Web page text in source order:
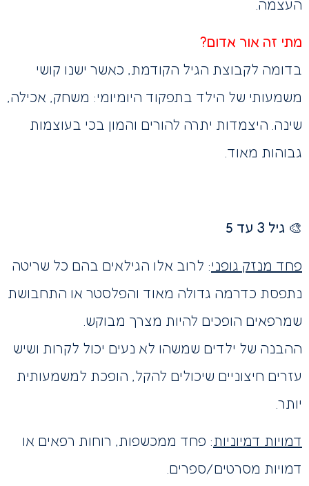
העצמה.
מתי זה אור אדום?
בדומה לקבוצת הגיל הקודמת, כאשר ישנו קושי
משמעותי של הילד בתפקוד היומיומי: משחק, אכילה,
שינה. היצמדות יתרה להורים והמון בכי בעוצמות
גבוהות מאוד.
🎨 גיל 3 עד 5
פחד מנזק גופני: לרוב אלו הגילאים בהם כל שריטה
נתפסת כדרמה גדולה מאוד והפלסטר או התחבושת
שמרפאים הופכים להיות מצרך מבוקש.
ההבנה של ילדים שמשהו לא נעים יכול לקרות ושיש
עזרים חיצוניים שיכולים להקל, הופכת למשמעותית
יותר.
דמויות דמיוניות: פחד ממכשפות, רוחות רפאים או
דמויות מסרטים/ספרים.